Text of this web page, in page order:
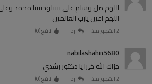
اللهم صل وسلم على نبينا وحبيبنا محمد
اللهم امين يارب العالمين
2 الشهور منذ رد نافع (0
)
nabilashahin5680
جزاك الله خيرا يا دكتور رشدي
2 الشهور منذ رد نافع (0
)